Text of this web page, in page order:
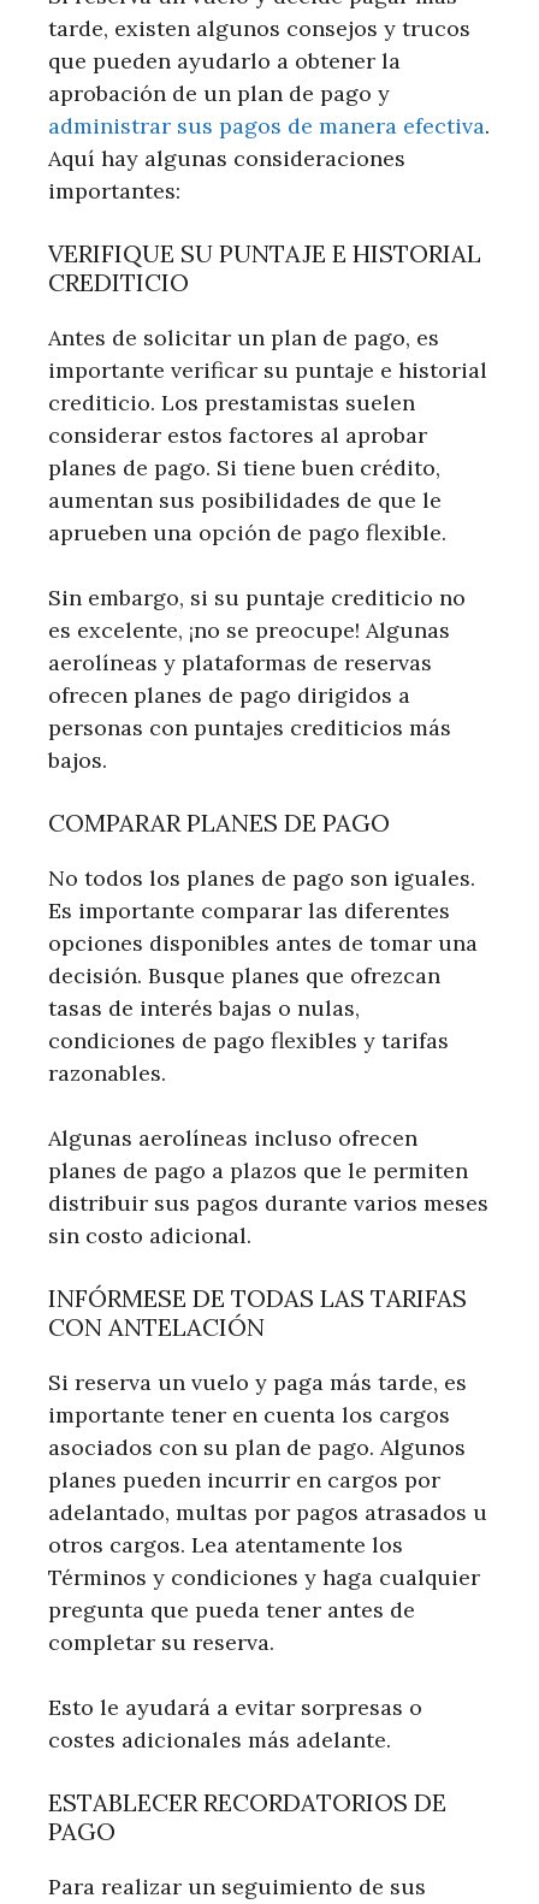
tarde, existen algunos consejos y trucos
que pueden ayudarlo a obtener la
aprobación de un plan de pago y
administrar sus pagos de manera efectiva.
Aquí hay algunas consideraciones
importantes:
VERIFIQUE SU PUNTAJE E HISTORIAL
CREDITICIO
Antes de solicitar un plan de pago, es
importante verificar su puntaje e historial
crediticio. Los prestamistas suelen
considerar estos factores al aprobar
planes de pago. Si tiene buen crédito,
aumentan sus posibilidades de que le
aprueben una opción de pago flexible.
Sin embargo, si su puntaje crediticio no
es excelente, ¡no se preocupe! Algunas
aerolíneas y plataformas de reservas
ofrecen planes de pago dirigidos a
personas con puntajes crediticios más
bajos.
COMPARAR PLANES DE PAGO
No todos los planes de pago son iguales.
Es importante comparar las diferentes
opciones disponibles antes de tomar una
decisión. Busque planes que ofrezcan
tasas de interés bajas o nulas,
condiciones de pago flexibles y tarifas
razonables.
Algunas aerolíneas incluso ofrecen
planes de pago a plazos que le permiten
distribuir sus pagos durante varios meses
sin costo adicional.
INFÓRMESE DE TODAS LAS TARIFAS
CON ANTELACIÓN
Si reserva un vuelo y paga más tarde, es
importante tener en cuenta los cargos
asociados con su plan de pago. Algunos
planes pueden incurrir en cargos por
adelantado, multas por pagos atrasados ​​u
otros cargos. Lea atentamente los
Términos y condiciones y haga cualquier
pregunta que pueda tener antes de
completar su reserva.
Esto le ayudará a evitar sorpresas o
costes adicionales más adelante.
ESTABLECER RECORDATORIOS DE
PAGO
Para realizar un seguimiento de sus